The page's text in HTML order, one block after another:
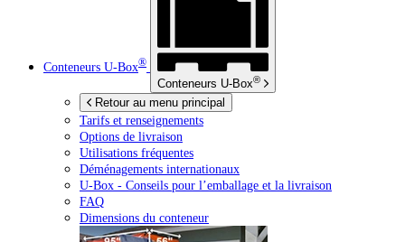
Conteneurs U-Box®
Conteneurs U-Box®
Retour au menu principal
Tarifs et renseignements
Options de livraison
Utilisations fréquentes
Déménagements internationaux
U-Box - Conseils pour l’emballage et la livraison
FAQ
Dimensions du conteneur